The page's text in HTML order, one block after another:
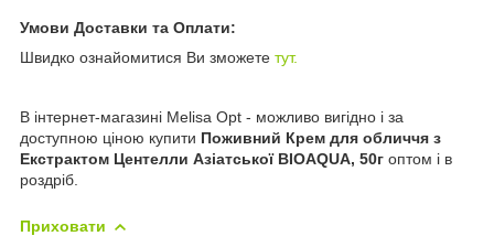
Умови Доставки та Оплати:
Швидко ознайомитися Ви зможете тут.
В інтернет-магазині Melisa Opt - можливо вигідно і за
доступною ціною купити Поживний Крем для обличчя з
Екстрактом Центелли Азіатської BIOAQUA, 50г оптом і в
роздріб.
Приховати